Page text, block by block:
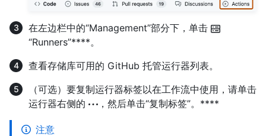
在左边栏中的“Management”部分下，单击
“Runners”****。
查看存储库可用的 GitHub 托管运行器列表。
（可选）要复制运行器标签以在工作流中使用，请单击
运行器右侧的
，然后单击“复制标签”。****
注意